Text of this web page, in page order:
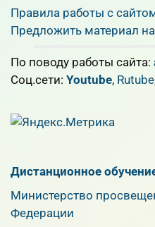
Правила работы с
Предложить материал
По поводу работы сайта:
Cоц.сети: Youtube, Rutube
Дистанционное
Министерство
Федерации